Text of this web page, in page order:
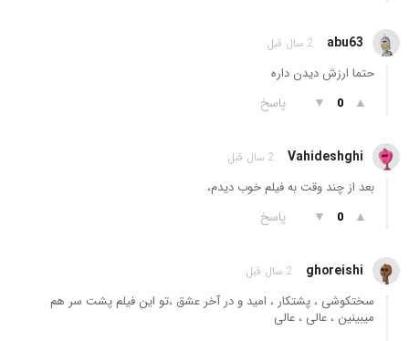
abu63 2 سال قبل
حتما ارزش دیدن داره
▲
0
▼ پاسخ
Vahideshghi 2 سال قبل
بعد از چند وقت به فیلم خوب دیدم،
▲
0
▼ پاسخ
ghoreishi 2 سال قبل
سختکوشی ، پشتکار ، امید و در آخر عشق ،تو این فیلم پشت سر هم
میبینین ، عالی ، عالی